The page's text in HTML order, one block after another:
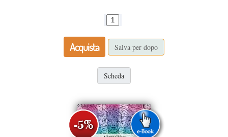
Acquista Salva per dopo
Scheda